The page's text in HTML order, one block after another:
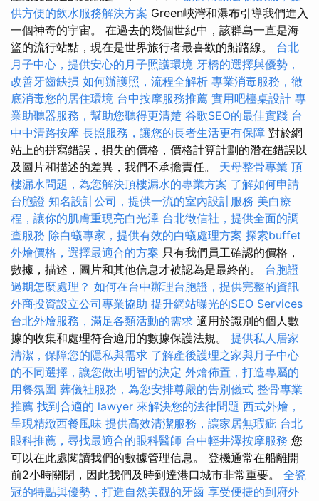
供方便的飲水服務解決方案 Green峽灣和瀑布引導我們進入
一個神奇的宇宙。 在過去的幾個世紀中，該群島一直是海
盜的流行站點，現在是世界旅行者最喜歡的船路線。 台北
月子中心，提供安心的月子照護環境 牙橋的選擇與優勢，
改善牙齒缺損 如何辦護照，流程全解析 專業消毒服務，徹
底消毒您的居住環境 台中按摩服務推薦 實用吧檯桌設計 專
業助聽器服務，幫助您聽得更清楚 谷歌SEO的最佳實踐 台
中中清路按摩 長照服務，讓您的長者生活更有保障 對於網
站上的拼寫錯誤，損失的價格，價格計算計劃的潛在錯誤以
及圖片和描述的差異，我們不承擔責任。 天母整骨專業 頂
樓漏水問題，為您解決頂樓漏水的專業方案 了解如何申請
台胞證 知名設計公司，提供一流的室內設計服務 美白療
程，讓你的肌膚重現亮白光澤 台北徵信社，提供全面的調
查服務 除白蟻專家，提供有效的白蟻處理方案 探索buffet
外燴價格，選擇最適合的方案 只有我們員工確認的價格，
數據，描述，圖片和其他信息才被認為是最終的。 台胞證
過期怎麼處理？ 如何在台中辦理台胞證，提供完整的資訊
外商投資設立公司專業協助 提升網站曝光的SEO Services
台北外燴服務，滿足各類活動的需求 適用於識別的個人數
據的收集和處理符合適用的數據保護法規。 提供私人居家
清潔，保障您的隱私與需求 了解產後護理之家與月子中心
的不同選擇，讓您做出明智的決定 外燴佈置，打造專屬的
用餐氛圍 葬儀社服務，為您安排尊嚴的告別儀式 整骨專業
推薦 找到合適的 lawyer 來解決您的法律問題 西式外燴，
呈現精緻西餐風味 提供高效清潔服務，讓家居無瑕疵 台北
眼科推薦，尋找最適合的眼科醫師 台中輕井澤按摩服務 您
可以在此處閱讀我們的數據管理信息。 登機通常在船離開
前2小時關閉，因此我們及時到達港口城市非常重要。 全瓷
冠的特點與優勢，打造自然美觀的牙齒 享受便捷的到府外